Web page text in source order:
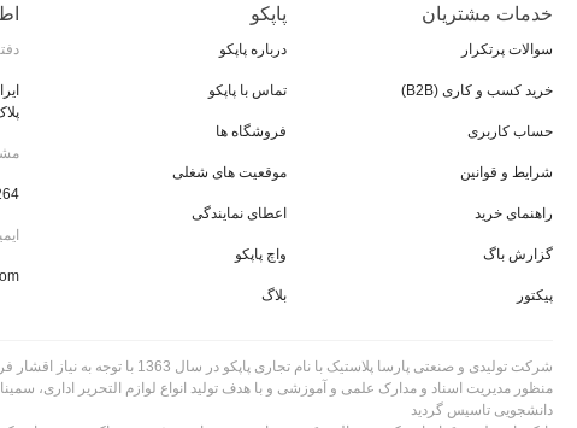
خدمات مشتریان
سوالات پرتکرار
خرید کسب و کاری (B2B)
حساب کاربری
شرایط و قوانین
راهنمای خرید
گزارش باگ
پیکتور
پاپکو
درباره پاپکو
تماس با پاپکو
فروشگاه ها
موقعیت های شغلی
اعطای نمایندگی
واچ پاپکو
بلاگ
پلاک
شرکت تولیدی و صنعتی پارسا پلاستیک با نام تجاری پاپکو در سال
منظور مدیریت اسناد و مدارک علمی و آموزشی و با هدف تولید انواع لوازم التحریر اداری،
دانشجویی تاسیس گردید